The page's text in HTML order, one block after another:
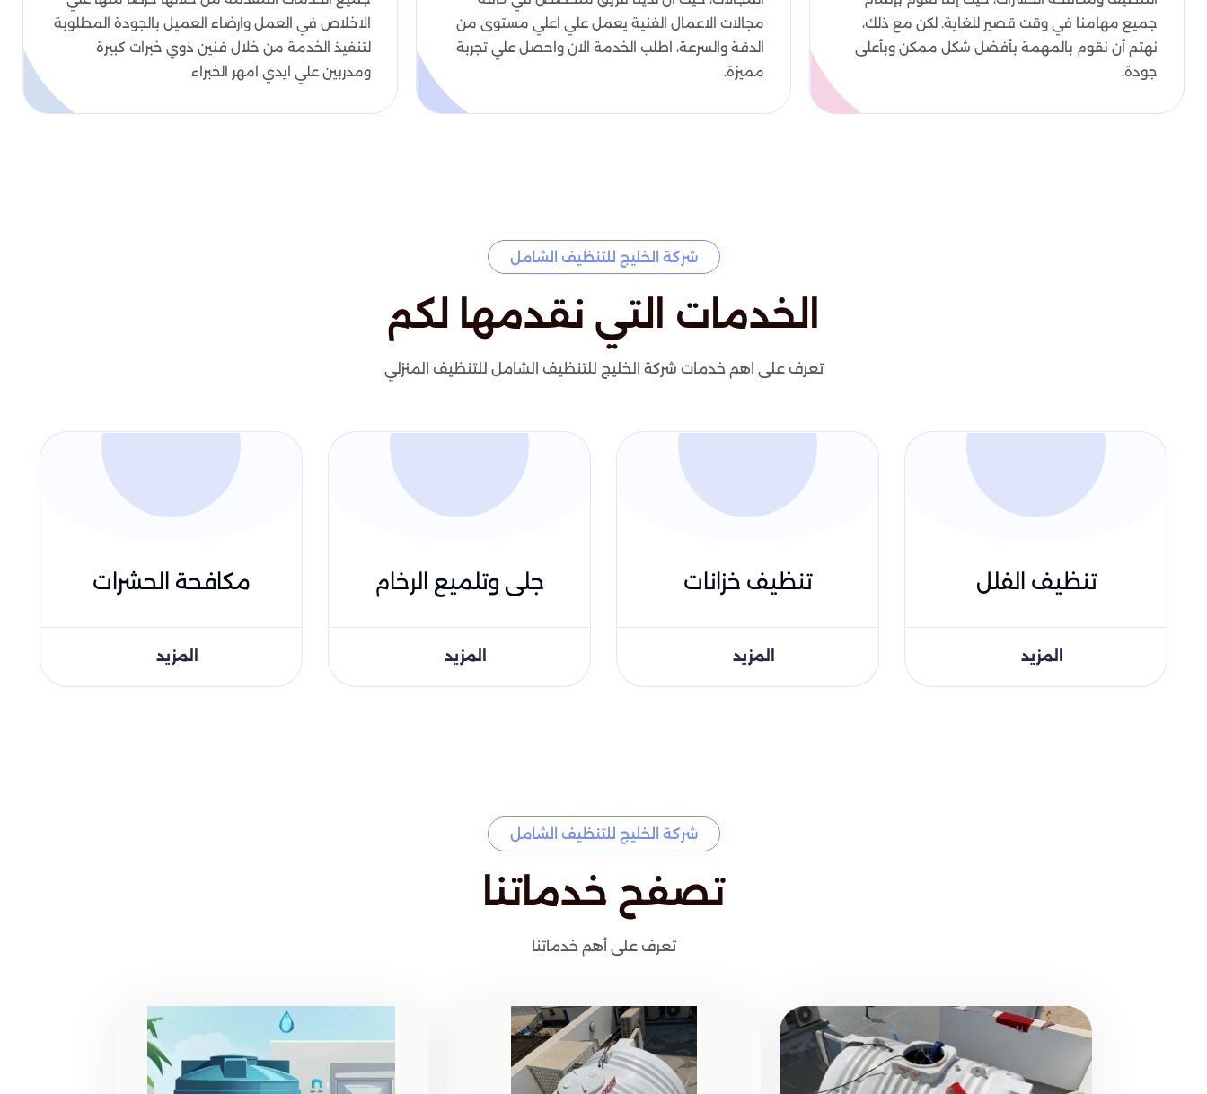
جميع مهامنا في وقت قصير للغاية. لكن مع ذلك،
نهتم أن نقوم بالمهمة بأفضل شكل ممكن وبأعلى
جودة.
مجالات الاعمال الفنية يعمل علي اعلي مستوى من
الدقة والسرعة، اطلب الخدمة الان واحصل علي تجربة
مميزة.
الاخلاص في العمل وارضاء العميل بالجودة المطلوبة
لتنفيذ الخدمة من خلال فنين ذوي خبرات كبيرة
ومدربين علي ايدي امهر الخبراء
شركة الخليج للتنظيف الشامل
الخدمات التي نقدمها لكم
تعرف على اهم خدمات شركة الخليج للتنظيف الشامل للتنظيف المنزلي
تنظيف الفلل
المزيد
تنظيف خزانات
المزيد
جلى وتلميع الرخام
المزيد
مكافحة الحشرات
المزيد
شركة الخليج للتنظيف الشامل
تصفح خدماتنا
تعرف على أهم خدماتنا